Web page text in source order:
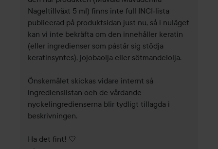
Nageltillväxt 5 ml) finns inte full INCI‑lista
publicerad på produktsidan just nu, så i nuläget
kan vi inte bekräfta om den innehåller keratin
(eller ingredienser som påstår sig stödja
keratinsyntes), jojobaolja eller sötmandelolja.
Önskemålet skickas vidare internt så
ingredienslistan och de vårdande
nyckelingredienserna blir tydligt tillagda i
beskrivningen.
Ha det fint! 🤍